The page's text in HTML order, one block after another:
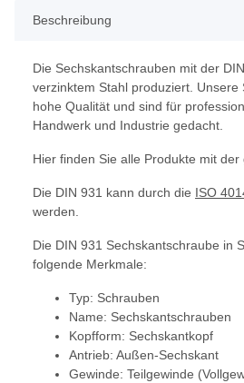
Beschreibung
Die Sechskantschrauben mit der
verzinktem Stahl produziert. Unsere
hohe Qualität und sind für
Handwerk und Industrie gedacht.
Hier finden Sie alle Produkte mit der
Die DIN 931 kann durch die ISO
werden.
Die DIN 931 Sechskantschraube in
folgende Merkmale:
Typ: Schrauben
Name: Sechskantschrauben
Kopfform: Sechskantkopf
Antrieb: Außen-Sechskant
Gewinde: Teilgewinde